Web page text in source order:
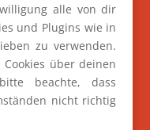
alle von dir
und Plugins wie in
zu verwenden.
über deinen
beachte, dass
nicht richtig